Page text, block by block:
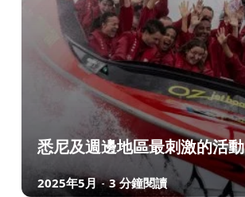
悉尼及週邊地區最刺激的活動
2025年5月 - 3 分鐘閱讀